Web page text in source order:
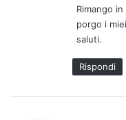
o
:
Rimango
porgo i
saluti.
Rispondi